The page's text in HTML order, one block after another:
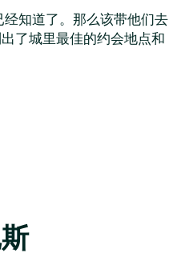
知道了。那么该带他们去
了城里最佳的约会地点和